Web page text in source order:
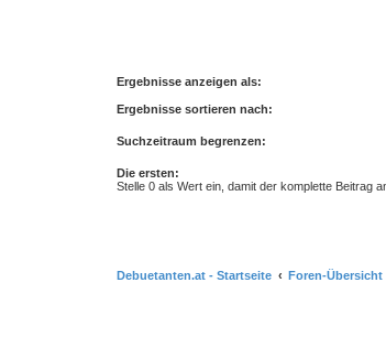
Ergebnisse anzeigen als:
Ergebnisse sortieren nach:
Suchzeitraum begrenzen:
Die ersten:
Stelle 0 als Wert ein, damit der komplette Beitrag
Debuetanten.at - Startseite Foren-Übersicht